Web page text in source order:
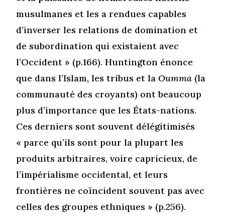
musulmanes et les a rendues capables
d’inverser les relations de domination et
de subordination qui existaient avec
l’Occident » (p.166). Huntington énonce
que dans l’Islam, les tribus et laOumma (la
communauté des croyants) ont beaucoup
plus d’importance que les États-nations.
Ces derniers sont souvent délégitimisés
« parce qu’ils sont pour la plupart les
produits arbitraires, voire capricieux, de
l’impérialisme occidental, et leurs
frontières ne coïncident souvent pas avec
celles des groupes ethniques » (p.256).